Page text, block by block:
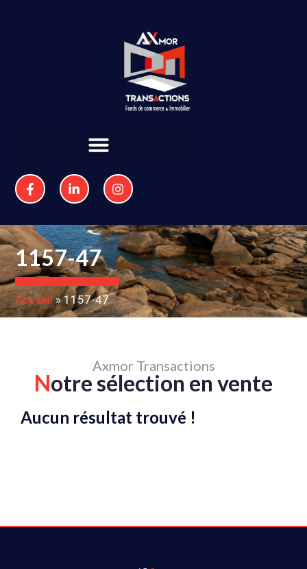
1157-47
Accueil»1157-47
Axmor Transactions
Notre sélection en vente
Aucun résultat trouvé !